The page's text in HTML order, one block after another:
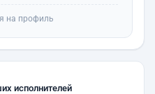
на профиль
исполнителей